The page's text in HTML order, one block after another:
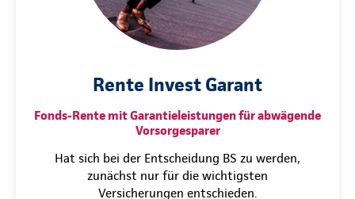
Rente Invest Garant
Fonds-Rente mit Garantieleistungen für abwägende
Vorsorgesparer
Hat sich bei der Entscheidung BS zu werden,
zunächst nur für die wichtigsten
Versicherungen entschieden.